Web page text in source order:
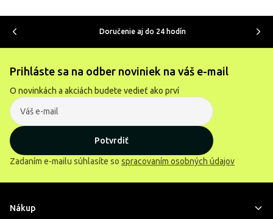
Doručenie aj do 24 hodín
Prihláste sa na odber noviniek na váš e-mail
O novinkách a akciách budete vedieť ako prví
Potvrdiť
Zadaním e-mailu súhlasíte so spracovaním osobných údajov
Nákup